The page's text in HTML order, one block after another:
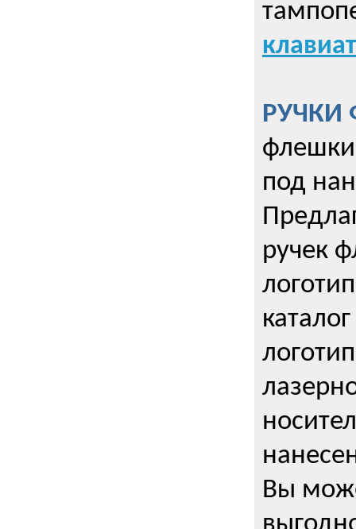
РУЧКИ
флешки
под
ручек
Вы